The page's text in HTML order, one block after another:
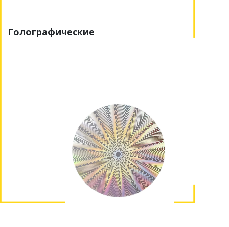
Голографические